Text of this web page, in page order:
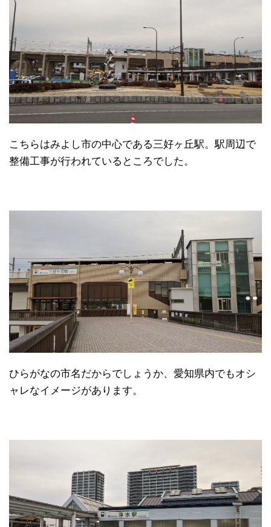
こちらはみよし市の中心である三好ヶ丘駅。駅周辺で
整備工事が行われているところでした。
ひらがなの市名だからでしょうか、愛知県内でもオシ
ャレなイメージがあります。